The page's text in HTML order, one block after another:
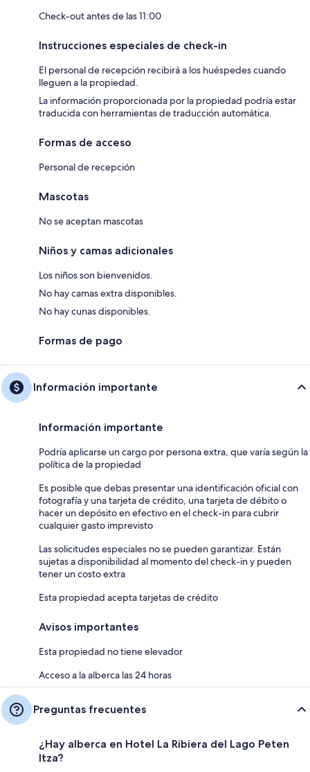
Check-out antes de las 11:00
Instrucciones especiales de check-in
El personal de recepción recibirá a los huéspedes cuando
lleguen a la propiedad.
La información proporcionada por la propiedad podría estar
traducida con herramientas de traducción automática.
Formas de acceso
Personal de recepción
Mascotas
No se aceptan mascotas
Niños y camas adicionales
Los niños son bienvenidos.
No hay camas extra disponibles.
No hay cunas disponibles.
Formas de pago
Información importante
Información importante
Podría aplicarse un cargo por persona extra, que varía según la
política de la propiedad
Es posible que debas presentar una identificación oficial con
fotografía y una tarjeta de crédito, una tarjeta de débito o
hacer un depósito en efectivo en el check-in para cubrir
cualquier gasto imprevisto
Las solicitudes especiales no se pueden garantizar. Están
sujetas a disponibilidad al momento del check-in y pueden
tener un costo extra
Esta propiedad acepta tarjetas de crédito
Avisos importantes
Esta propiedad no tiene elevador
Acceso a la alberca las 24 horas
Preguntas frecuentes
¿Hay alberca en Hotel La Ribiera del Lago Peten
Itza?